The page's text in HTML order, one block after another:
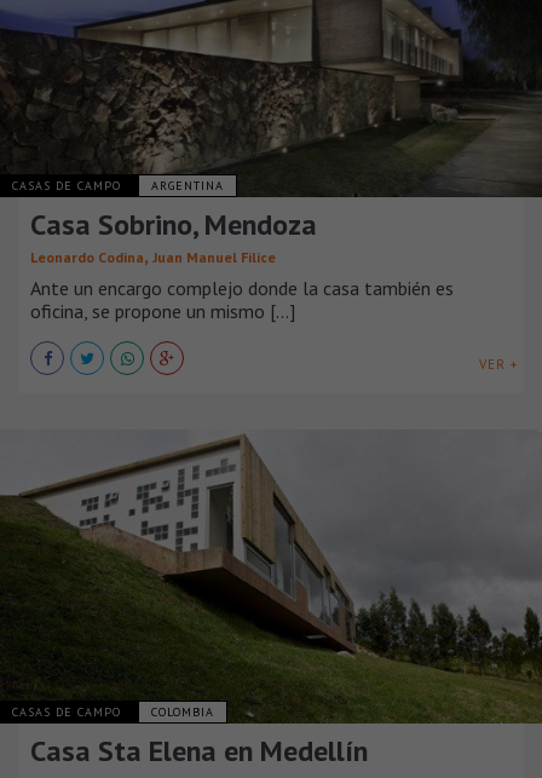
CASAS DE CAMPO ARGENTINA
Casa Sobrino, Mendoza
Leonardo Codina, Juan Manuel Filice
Ante un encargo complejo donde la casa también es
oficina, se propone un mismo [...]
VER +
CASAS DE CAMPO COLOMBIA
Casa Sta Elena en Medellín